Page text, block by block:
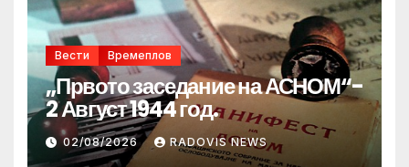
Вести Времеплов
„Првото заседание на АСНОМ“-
2 Август 1944 год.
02/08/2026 RADOVIS NEWS